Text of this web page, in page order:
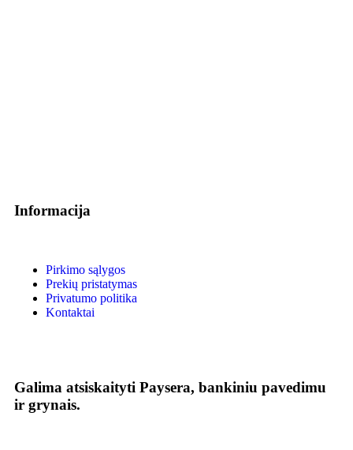
Informacija
Pirkimo sąlygos
Prekių pristatymas
Privatumo politika
Kontaktai
Galima atsiskaityti Paysera, bankiniu pavedimu
ir grynais.